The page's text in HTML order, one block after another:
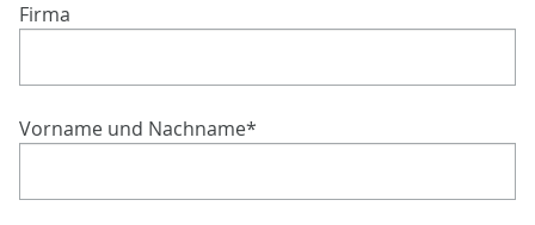
Firma
Vorname und Nachname*